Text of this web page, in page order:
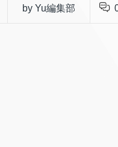
by Yu編集部